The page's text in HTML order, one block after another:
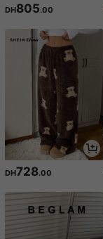
DH805.00
DH728.00